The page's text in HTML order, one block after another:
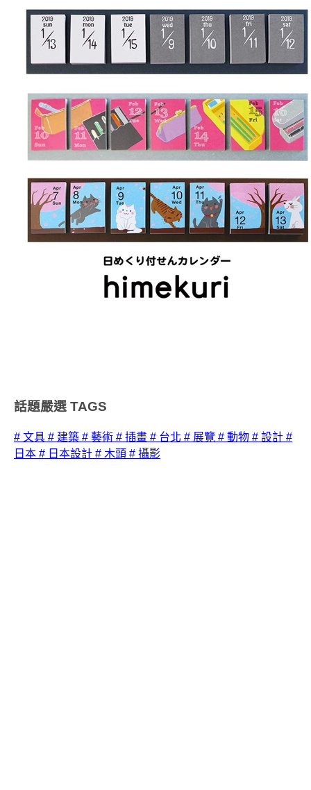
話題嚴選 TAGS
# 文具 # 建築 # 藝術 # 插畫 # 台北 # 展覽 # 動物 # 設計 #
日本 # 日本設計 # 木頭 # 攝影